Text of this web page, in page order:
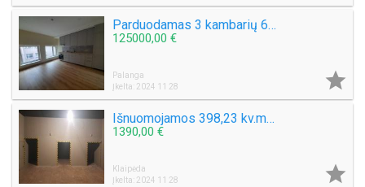
Parduodamas 3 kambarių 67 kv.m. Butas Mokyklos g. Šventojoje.
125000,00 €
Palanga
Įkelta: 2024 11 28

Išnuomojamos 398,23 kv.m. Komercinis pastatas centre Šaulių g.
1390,00 €
Klaipėda
Įkelta: 2024 11 28
